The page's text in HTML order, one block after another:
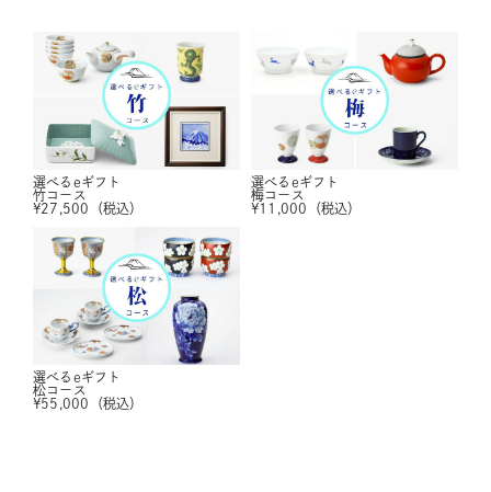
選べるeギフト
竹コース
¥27,500 （税込）
選べるeギフト
梅コース
¥11,000 （税込）
選べるeギフト
松コース
¥55,000 （税込）